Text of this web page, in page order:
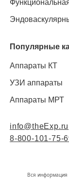
Популярные
Аппараты КТ
УЗИ аппараты
Аппараты МРТ
info@theExp.ru
8-800-101-75-
Вся информация